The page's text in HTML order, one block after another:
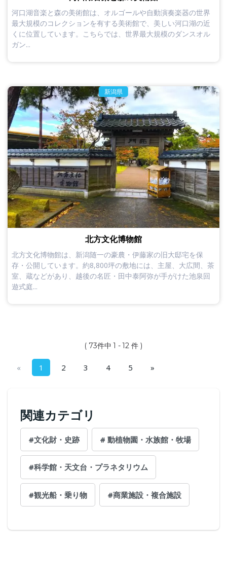
河口湖音楽と森の美術館は、オルゴールや自動演奏楽器の世界
最大規模のコレクションを有する美術館で、美しい河口湖の近
くに位置しています。こちらでは、世界最大規模のダンスオル
ガン...
新潟県
北方文化博物館
北方文化博物館は、新潟随一の豪農・伊藤家の旧大邸宅を保
存・公開しています。約8,800坪の敷地には、主屋、大広間、茶
室、蔵などがあり、越後の名匠・田中泰阿弥が手がけた池泉回
遊式庭...
( 73件中 1 - 12 件 )
« 1 2 3 4 5 »
関連カテゴリ
#文化財・史跡 # 動植物園・水族館・牧場
#科学館・天文台・プラネタリウム
#観光船・乗り物 #商業施設・複合施設